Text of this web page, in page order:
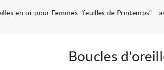
en or pour Femmes "feuilles de Printemps" -
Boucles